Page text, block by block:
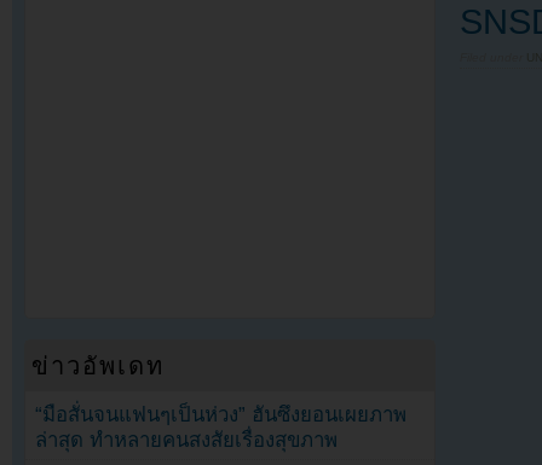
ข่าวอัพเดท
“มือสั่นจนแฟนๆเป็นห่วง” ฮันซึงยอนเผยภาพ
ล่าสุด ทำหลายคนสงสัยเรื่องสุขภาพ